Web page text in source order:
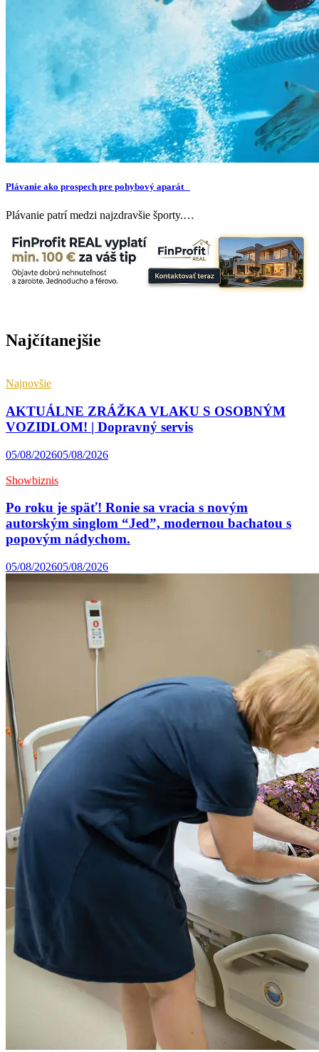
Plávanie ako prospech pre pohybový aparát
Plávanie patrí medzi najzdravšie športy.…
Najčítanejšie
Najnovšie
AKTUÁLNE ZRÁŽKA VLAKU S OSOBNÝM
VOZIDLOM! | Dopravný servis
05/08/202605/08/2026
Showbiznis
Po roku je späť! Ronie sa vracia s novým
autorským singlom “Jed”, modernou bachatou s
popovým nádychom.
05/08/202605/08/2026